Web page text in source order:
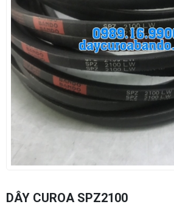
DÂY CUROA SPZ2100